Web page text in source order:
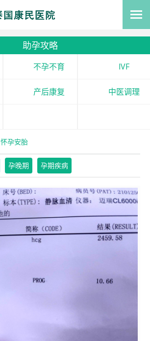
助孕攻略
不孕不育 IVF
产后康复 中医调理
怀孕安胎
孕晚期 孕期疾病